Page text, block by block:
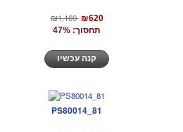
₪1,169 ₪620
תחסוך: 47%
PS80014_81